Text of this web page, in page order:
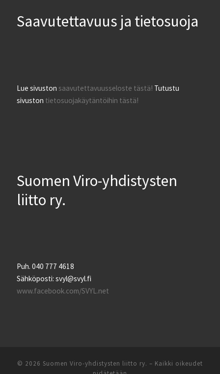
Saavutettavuus ja tietosuoja
Lue sivustonsaavutettavuusseloste tästä! Tutustu
sivuston tietosuojakäytäntöihin tästä!
Suomen Viro-yhdistysten
liitto ry.
Puh. 040 777 4618
Sähköposti: svyl@svyl.fi
www.facebook.com/SVYL.net
© 2026 Suomen Viro-yhdistysten liitto ry. – Kaikki oikeudet